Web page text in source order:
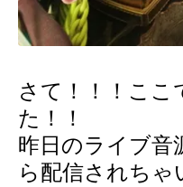
さて！！！ここ
た！！
昨日のライブ音
ら配信されちゃ